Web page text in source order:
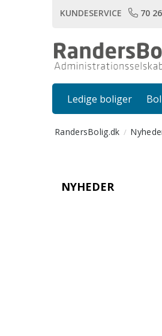
KUNDESERVICE 70
Ledige boliger
RandersBolig.dk
NYHEDER